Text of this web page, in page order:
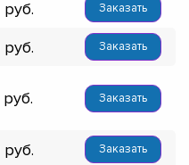
Заказать
Заказать
Заказать
Заказать